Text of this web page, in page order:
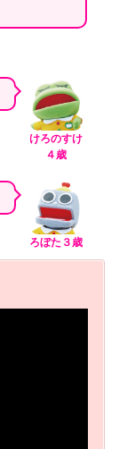
けろのすけ
４歳
ろぼた３歳